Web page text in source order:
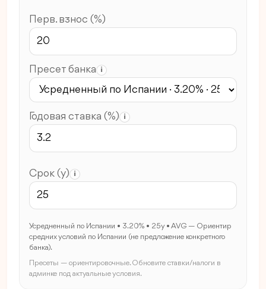
Перв. взнос (%)
Пресет банка i
Годовая ставка (%) i
Срок (y) i
Усредненный по Испании • 3.20% • 25y • AVG — Ориентир
средних условий по Испании (не предложение конкретного
банка).
Пресеты — ориентировочные. Обновите ставки/налоги в
админке под актуальные условия.